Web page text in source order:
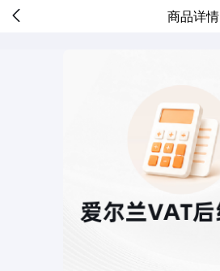
商品详情